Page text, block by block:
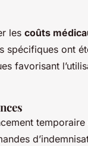
les coûts
spécifiques ont
favorisant
temporaire